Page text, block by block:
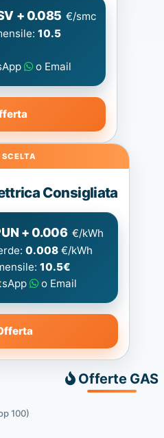
+ 0.085 €/smc
10.5
o Email
Consigliata
+ 0.006 €/kWh
0.008 €/kWh
10.5€
o Email
Offerte GAS
100)